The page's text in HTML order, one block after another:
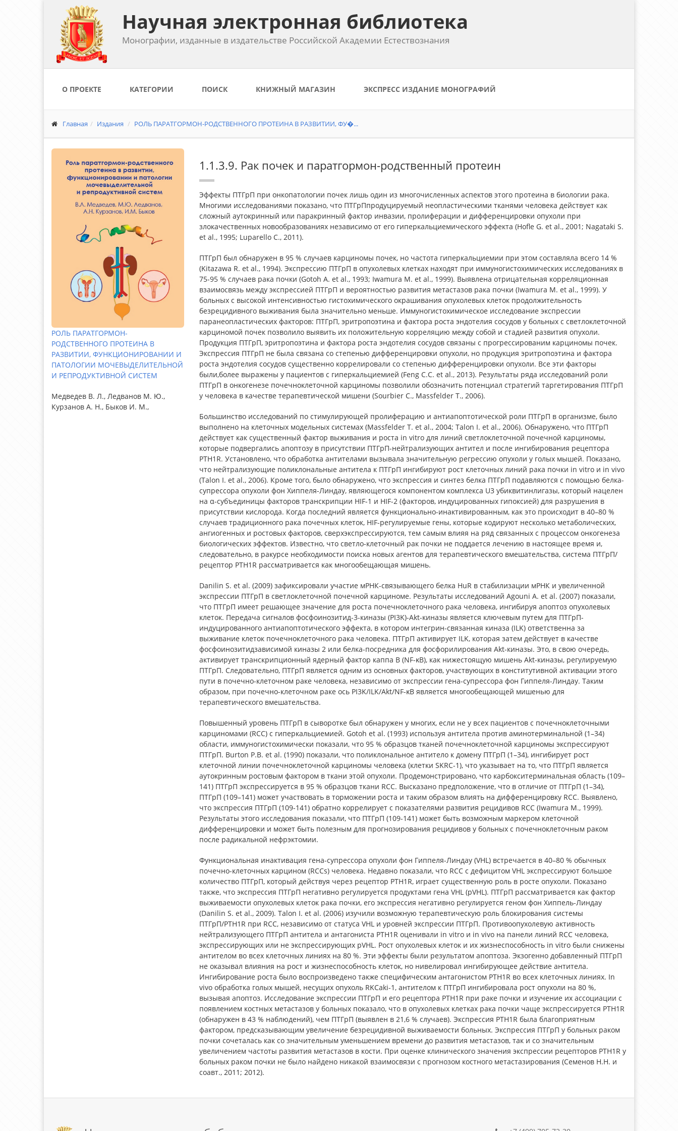
Научная электронная библиотека
Монографии, изданные в издательстве Российской Академии Естествознания
О ПРОЕКТЕ КАТЕГОРИИ ПОИСК КНИЖНЫЙ МАГАЗИН ЭКСПРЕСС ИЗДАНИЕ МОНОГРАФИЙ
Главная Издания РОЛЬ ПАРАТГОРМОН-РОДСТВЕННОГО ПРОТЕИНА В РАЗВИТИИ, ФУ�...
РОЛЬ ПАРАТГОРМОН-
РОДСТВЕННОГО ПРОТЕИНА В
РАЗВИТИИ, ФУНКЦИОНИРОВАНИИ И
ПАТОЛОГИИ МОЧЕВЫДЕЛИТЕЛЬНОЙ
И РЕПРОДУКТИВНОЙ СИСТЕМ
Медведев В. Л., Ледванов М. Ю.,
Курзанов А. Н., Быков И. М.,
1.1.3.9. Рак почек и паратгормон-родственный протеин
Эффекты ПТГрП при онкопатологии почек лишь один из многочисленных аспектов этого протеина в биологии рака.
Многими исследованиями показано, что ПТГрПпродуцируемый неопластическими тканями человека действует как
сложный аутокринный или паракринный фактор инвазии, пролиферации и дифференцировки опухоли при
злокачественных новообразованиях независимо от его гиперкальциемического эффекта (Hofle G. et al., 2001; Nagataki S.
et al., 1995; Luparello C., 2011).
ПТГрП был обнаружен в 95 % случаев карциномы почек, но частота гиперкальциемии при этом составляла всего 14 %
(Kitazawa R. et al., 1994). Экспрессию ПТГрП в опухолевых клетках находят при иммуногистохимических исследованиях в
75-95 % случаев рака почки (Gotoh A. et al., 1993; Iwamura M. et al., 1999). Выявлена отрицательная корреляционная
взаимосвязь между экспрессией ПТГрП и вероятностью развития метастазов рака почки (Iwamura M. et al., 1999). У
больных с высокой интенсивностью гистохимического окрашивания опухолевых клеток продолжительность
безрецидивного выживания была значительно меньше. Иммуногистохимическое исследование экспрессии
паранеопластических факторов: ПТГрП, эритропоэтина и фактора роста эндотелия сосудов у больных с светлоклеточной
карциномой почек позволило выявить их положительную корреляцию между собой и стадией развития опухоли.
Продукция ПТГрП, эритропоэтина и фактора роста эндотелия сосудов связаны с прогрессированим карциномы почек.
Экспрессия ПТГрП не была связана со степенью дифференцировки опухоли, но продукция эритропоэтина и фактора
роста эндотелия сосудов существенно коррелировали со степенью дифференцировки опухоли. Все эти факторы
были,более выражены у пациентов с гиперкальциемией (Feng C.C. et al., 2013). Результаты ряда исследований роли
ПТГрП в онкогенезе почечноклеточной карциномы позволили обозначить потенциал стратегий таргетирования ПТГрП
у человека в качестве терапевтической мишени (Sourbier C., Massfelder T., 2006).
Большинство исследований по стимулирующей пролиферацию и антиапоптотической роли ПТГрП в организме, было
выполнено на клеточных модельных системах (Massfelder T. et al., 2004; Talon I. et al., 2006). Обнаружено, что ПТГрП
действует как существенный фактор выживания и роста in vitro для линий светлоклеточной почечной карциномы,
которые подвергались апоптозу в присутствии ПТГрП-нейтрализующих антител и после ингибирования рецептора
PTH1R. Установлено, что обработка антителами вызывала значительную регрессию опухоли у голых мышей. Показано,
что нейтрализующие поликлональные антитела к ПТГрП ингибируют рост клеточных линий рака почки in vitro и in vivo
(Talon I. et al., 2006). Кроме того, было обнаружено, что экспрессия и синтез белка ПТГрП подавляются с помощью белка-
супрессора опухоли фон Хиппеля-Линдау, являющегося компонентом комплекса U3 убиквитинлигазы, который нацелен
на α-субъединицы факторов транскрипции HIF-1 и HIF-2 (факторов, индуцированных гипоксией) для разрушения в
присутствии кислорода. Когда последний является функционально-инактивированным, как это происходит в 40–80 %
случаев традиционного рака почечных клеток, HIF-регулируемые гены, которые кодируют несколько метаболических,
ангиогенных и ростовых факторов, сверхэкспрессируются, тем самым влияя на ряд связанных с процессом онкогенеза
биологических эффектов. Известно, что светло-клеточный рак почки не поддается лечению в настоящее время и,
следовательно, в ракурсе необходимости поиска новых агентов для терапевтического вмешательства, система ПТГрП/
рецептор PTH1R рассматривается как многообещающая мишень.
Danilin S. et al. (2009) зафиксировали участие мРНК-связывающего белка HuR в стабилизации мРНК и увеличенной
экспрессии ПТГрП в светлоклеточной почечной карциноме. Результаты исследований Agouni A. et al. (2007) показали,
что ПТГрП имеет решающее значение для роста почечноклеточного рака человека, ингибируя апоптоз опухолевых
клеток. Передача сигналов фосфоинозитид-3-киназы (PI3K)-Akt-киназы является ключевым путем для ПТГрП-
индуцированного антиапоптотического эффекта, в котором интегрин-связанная киназа (ILK) ответственна за
выживание клеток почечноклеточного рака человека. ПТГрП активирует ILK, которая затем действует в качестве
фосфоинозитидзависимой киназы 2 или белка-посредника для фосфорилирования Akt-киназы. Это, в свою очередь,
активирует транскрипционный ядерный фактор каппа B (NF-κB), как нижестоящую мишень Akt-киназы, регулируемую
ПТГрП. Следовательно, ПТГрП является одним из основных факторов, участвующих в конститутивной активации этого
пути в почечно-клеточном раке человека, независимо от экспрессии гена-супрессора фон Гиппеля-Линдау. Таким
образом, при почечно-клеточном раке ось PI3K/ILK/Akt/NF-κB является многообещающей мишенью для
терапевтического вмешательства.
Повышенный уровень ПТГрП в сыворотке был обнаружен у многих, если не у всех пациентов с почечноклеточными
карциномами (RCC) с гиперкальциемией. Gotoh et al. (1993) используя антитела против аминотерминальной (1–34)
области, иммуногистохимически показали, что 95 % образцов тканей почечноклеточной карциномы экспрессируют
ПТГрП. Burton P.B. et al. (1990) показали, что поликлональное антитело к домену ПТГрП (1–34), ингибирует рост
клеточной линии почечноклеточной карциномы человека (клетки SKRC-1), что указывает на то, что ПТГрП является
аутокринным ростовым фактором в ткани этой опухоли. Продемонстрировано, что карбокситерминальная область (109–
141) ПТГрП экспрессируется в 95 % образцов ткани RCC. Высказано предположение, что в отличие от ПТГрП (1–34),
ПТГрП (109–141) может участвовать в торможении роста и таким образом влиять на дифференцировку RCC. Выявлено,
что экспрессия ПТГрП (109-141) обратно коррелирует с показателями развития рецидивов RCC (Iwamura M., 1999).
Результаты этого исследования показали, что ПТГрП (109-141) может быть возможным маркером клеточной
дифференцировки и может быть полезным для прогнозирования рецидивов у больных с почечноклеточным раком
после радикальной нефрэктомии.
Функциональная инактивация гена-супрессора опухоли фон Гиппеля-Линдау (VHL) встречается в 40–80 % обычных
почечно-клеточных карцином (RCCs) человека. Недавно показали, что RCC с дефицитом VHL экспрессируют большое
количество ПТГрП, который действуя через рецептор PTH1R, играет существенную роль в росте опухоли. Показано
также, что экспрессия ПТГрП негативно регулируется продуктами гена VHL (pVHL). ПТГрП рассматривается как фактор
выживаемости опухолевых клеток рака почки, его экспрессия негативно регулируется геном фон Хиппель-Линдау
(Danilin S. et al., 2009). Talon I. et al. (2006) изучили возможную терапевтическую роль блокирования системы
ПТГрП/PTH1R при RCC, независимо от статуса VHL и уровней экспрессии ПТГрП. Противоопухолевую активность
нейтрализующего ПТГрП антитела и антагониста PTH1R оценивали in vitro и in vivo на панели линий RCC человека,
экспрессирующих или не экспрессирующих pVHL. Рост опухолевых клеток и их жизнеспособность in vitro были снижены
антителом во всех клеточных линиях на 80 %. Эти эффекты были результатом апоптоза. Экзогенно добавленный ПТГрП
не оказывал влияния на рост и жизнеспособность клеток, но нивелировал ингибирующее действие антитела.
Ингибирование роста было воспроизведено также специфическим антагонистом PTH1R во всех клеточных линиях. In
vivo обработка голых мышей, несущих опухоль RKCaki-1, антителом к ПТГрП ингибировала рост опухоли на 80 %,
вызывая апоптоз. Исследование экспрессии ПТГрП и его рецептора PTH1R при раке почки и изучение их ассоциации с
появлением костных метастазов у больных показало, что в опухолевых клетках рака почки чаще экспрессируется PTH1R
(обнаружен в 43 % наблюдений), чем ПТГрП (выявлен в 21,6 % случаев). Экспрессия PTH1R была благоприятным
фактором, предсказывающим увеличение безрецидивной выживаемости больных. Экспрессия ПТГрП у больных раком
почки сочеталась как со значительным уменьшением времени до развития метастазов, так и со значительным
увеличением частоты развития метастазов в кости. При оценке клинического значения экспрессии рецепторов PTH1R у
больных раком почки не было найдено никакой взаимосвязи с прогнозом костного метастазирования (Семенов Н.Н. и
соавт., 2011; 2012).